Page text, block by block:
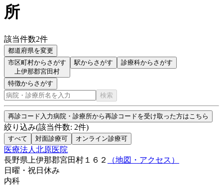
所
該当件数2件
都道府県を変更
市区町村からさがす
上伊那郡宮田村
駅からさがす 診療科からさがす
特徴からさがす
検索
再診コード入力病院・診療所から再診コードを受け取った方はこちら
絞り込み(該当件数: 2件)
すべて 対面診療可 オンライン診療可
医療法人北原医院
長野県上伊那郡宮田村１６２
（地図・アクセス）
日曜・祝日 休み
内科